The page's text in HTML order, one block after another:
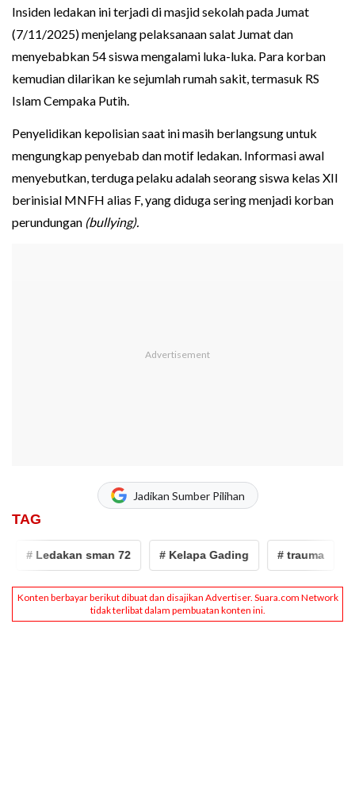
Insiden ledakan ini terjadi di masjid sekolah pada Jumat
(7/11/2025) menjelang pelaksanaan salat Jumat dan
menyebabkan 54 siswa mengalami luka-luka. Para korban
kemudian dilarikan ke sejumlah rumah sakit, termasuk RS
Islam Cempaka Putih.
Penyelidikan kepolisian saat ini masih berlangsung untuk
mengungkap penyebab dan motif ledakan. Informasi awal
menyebutkan, terduga pelaku adalah seorang siswa kelas XII
berinisial MNFH alias F, yang diduga sering menjadi korban
perundungan (bullying).
Jadikan Sumber Pilihan
TAG
# Ledakan sman 72 # Kelapa Gading # trauma